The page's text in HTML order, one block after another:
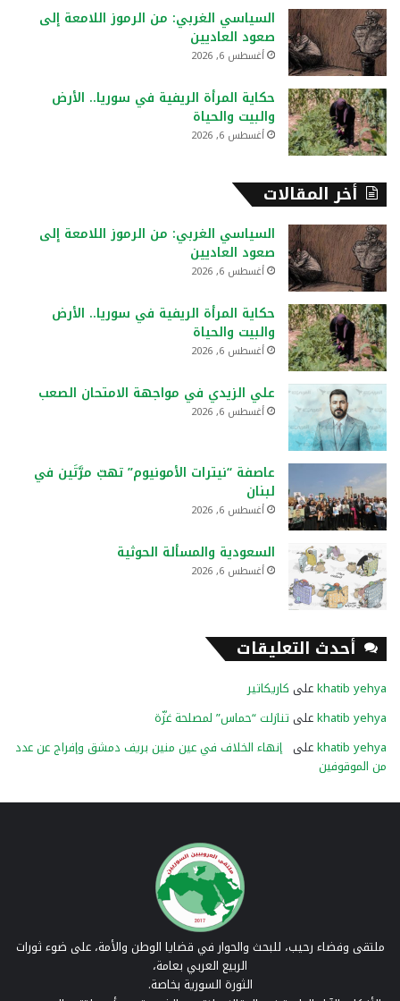
السياسي الغربي: من الرموز اللامعة إلى
صعود العاديين
أغسطس 6, 2026
حكاية المرأة الريفية في سوريا.. الأرض
والبيت والحياة
أغسطس 6, 2026
أخر المقالات
السياسي الغربي: من الرموز اللامعة إلى
صعود العاديين
أغسطس 6, 2026
حكاية المرأة الريفية في سوريا.. الأرض
والبيت والحياة
أغسطس 6, 2026
علي الزيدي في مواجهة الامتحان الصعب
أغسطس 6, 2026
عاصفة “نيترات الأمونيوم” تهبّ مرَّتَين في
لبنان
أغسطس 6, 2026
السعودية والمسألة الحوثية
أغسطس 6, 2026
أحدث التعليقات
khatib yehyaعلى كاريكاتير
khatib yehyaعلى تنازلت “حماس” لمصلحة غزّة
khatib yehyaعلى إنهاء الخلاف في عين منين بريف دمشق وإفراج عن عدد
من الموقوفين
ملتقى وفضاء رحيب، للبحث والحوار في قضايا الوطن والأمة، على ضوء ثورات
الربيع العربي بعامة،
الثورة السورية بخاصة.